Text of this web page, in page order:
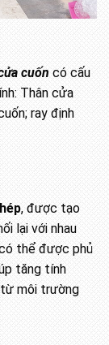
cuốn có cấu
Thân cửa
ray định
, được tạo
lại với nhau
thể được phủ
tăng tính
môi trường